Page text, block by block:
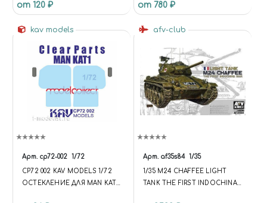
от 120 ₽
БРЫЗГОВИКОВ НА SD.KFZ.
171 PANTHER
от 780 ₽
kav models
Арт. cp72-002 1/72
CP72 002 KAV MODELS 1/72
ОСТЕКЛЕНИЕ ДЛЯ MAN KAT1
afv-club
Арт. af35s84 1/35
1/35 M24 CHAFFEE LIGHT
TANK THE FIRST INDOCHINA